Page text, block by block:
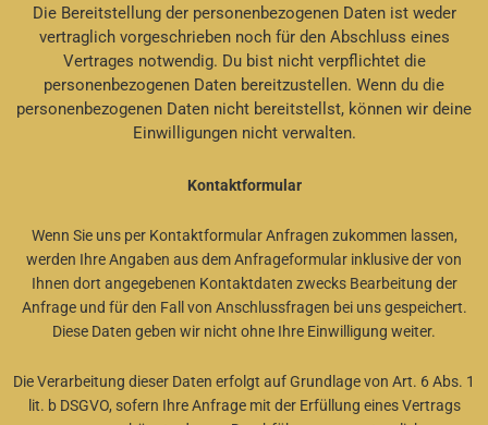
Die Bereitstellung der personenbezogenen Daten ist weder
vertraglich vorgeschrieben noch für den Abschluss eines
Vertrages notwendig. Du bist nicht verpflichtet die
personenbezogenen Daten bereitzustellen. Wenn du die
personenbezogenen Daten nicht bereitstellst, können wir deine
Einwilligungen nicht verwalten.
Kontaktformular
Wenn Sie uns per Kontaktformular Anfragen zukommen lassen,
werden Ihre Angaben aus dem Anfrageformular inklusive der von
Ihnen dort angegebenen Kontaktdaten zwecks Bearbeitung der
Anfrage und für den Fall von Anschlussfragen bei uns gespeichert.
Diese Daten geben wir nicht ohne Ihre Einwilligung weiter.
Die Verarbeitung dieser Daten erfolgt auf Grundlage von Art. 6 Abs. 1
lit. b DSGVO, sofern Ihre Anfrage mit der Erfüllung eines Vertrags